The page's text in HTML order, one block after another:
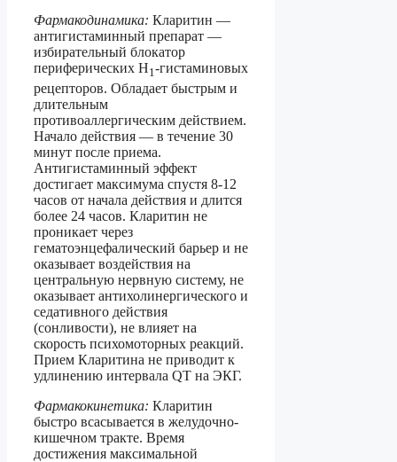
Фармакодинамика: Кларитин —
антигистаминный препарат —
избирательный блокатор
периферических Н1-гистаминовых
рецепторов. Обладает быстрым и
длительным
противоаллергическим действием.
Начало действия — в течение 30
минут после приема.
Антигистаминный эффект
достигает максимума спустя 8-12
часов от начала действия и длится
более 24 часов. Кларитин не
проникает через
гематоэнцефалический барьер и не
оказывает воздействия на
центральную нервную систему, не
оказывает антихолинергического и
седативного действия
(сонливости), не влияет на
скорость психомоторных реакций.
Прием Кларитина не приводит к
удлинению интервала QT на ЭКГ.
Фармакокинетика: Кларитин
быстро всасывается в желудочно-
кишечном тракте. Время
достижения максимальной